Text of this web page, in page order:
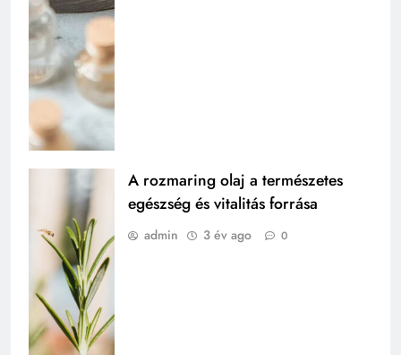
A rozmaring olaj a természetes
egészség és vitalitás forrása
admin 3 év ago 0